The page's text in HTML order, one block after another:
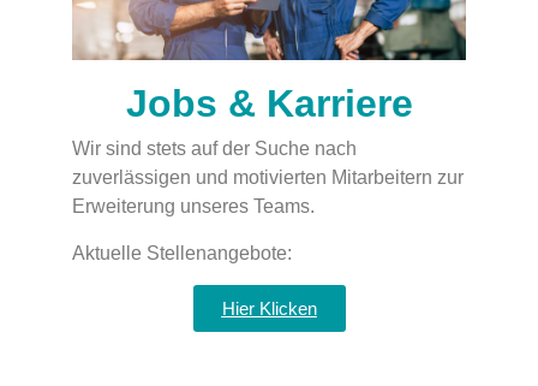
Jobs & Karriere
Wir sind stets auf der Suche nach
zuverlässigen und motivierten Mitarbeitern zur
Erweiterung unseres Teams.
Aktuelle Stellenangebote:
Hier Klicken